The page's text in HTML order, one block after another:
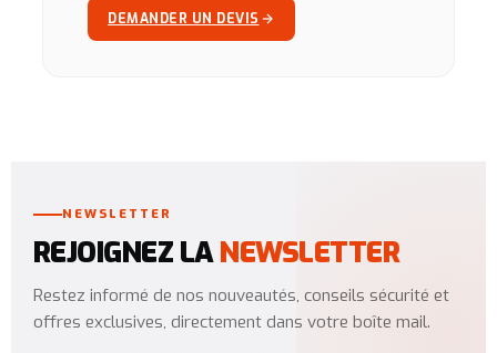
DEMANDER UN DEVIS
NEWSLETTER
REJOIGNEZ LANEWSLETTER
Restez informé de nos nouveautés, conseils sécurité et
offres exclusives, directement dans votre boîte mail.